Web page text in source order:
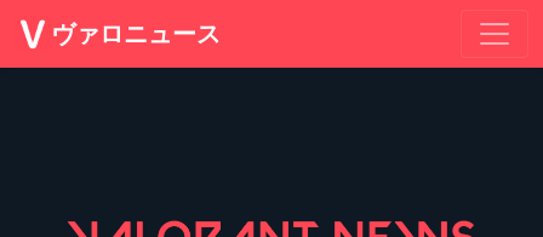
ヴァロニュース